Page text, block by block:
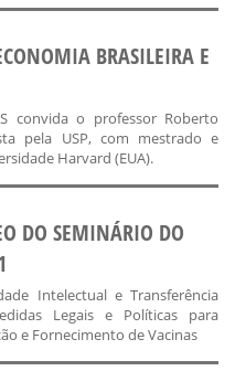
BRASILEIRA E
convida o professor Roberto
pela USP, com mestrado e
Harvard (EUA).
DO SEMINÁRIO DO
Intelectual e Transferência
Legais e Políticas para
e Fornecimento de Vacinas